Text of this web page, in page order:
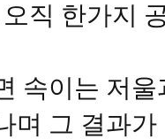
직 한가지
속이는 저
며 그 결과